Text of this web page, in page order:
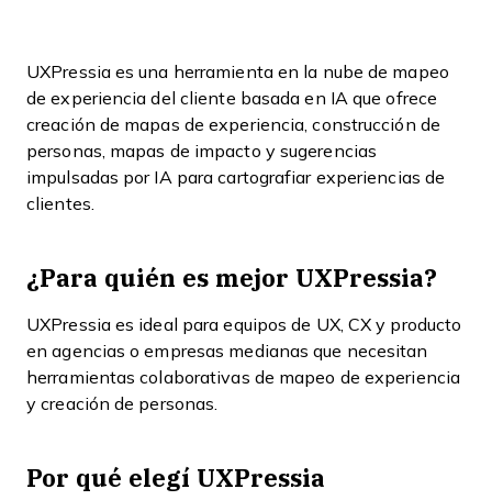
UXPressia es una herramienta en la nube de mapeo
de experiencia del cliente basada en IA que ofrece
creación de mapas de experiencia, construcción de
personas, mapas de impacto y sugerencias
impulsadas por IA para cartografiar experiencias de
clientes.
¿Para quién es mejor UXPressia?
UXPressia es ideal para equipos de UX, CX y producto
en agencias o empresas medianas que necesitan
herramientas colaborativas de mapeo de experiencia
y creación de personas.
Por qué elegí UXPressia